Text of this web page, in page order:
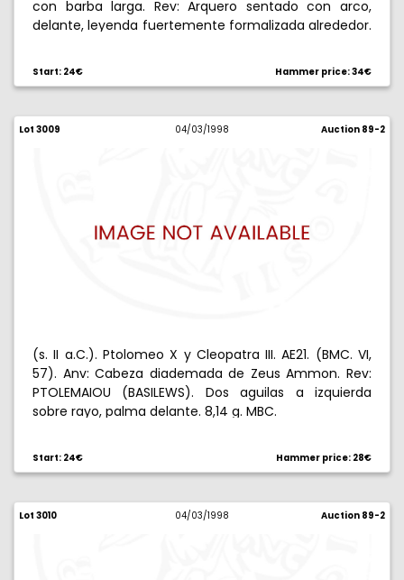
con barba larga. Rev: Arquero sentado con arco,
delante, leyenda fuertemente formalizada alrededor.
Start: 24€ Hammer price: 34€
Lot 3009 04/03/1998 Auction 89-2
(s. II a.C.). Ptolomeo X y Cleopatra III. AE21. (BMC. VI,
57). Anv: Cabeza diademada de Zeus Ammon. Rev:
PTOLEMAIOU (BASILEWS). Dos aguilas a izquierda
sobre rayo, palma delante. 8,14 g. MBC.
Start: 24€ Hammer price: 28€
Lot 3010 04/03/1998 Auction 89-2